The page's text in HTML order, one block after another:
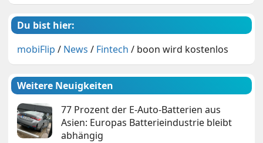
Du bist hier:
mobiFlip / News / Fintech / boon wird kostenlos
Weitere Neuigkeiten
77 Prozent der E-Auto-Batterien aus
Asien: Europas Batterieindustrie bleibt
abhängig